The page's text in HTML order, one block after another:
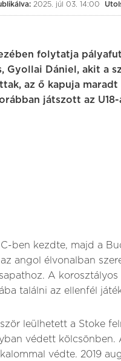
2025. júl 03. 14:00
folytatja
Gyollai Dániel, akit a
az ő kapuja
játszott az
ben kezdte, majd a
angol élvonalban
A
találni az ellenfél
leülhetett a Stoke
védett
védte. 2019